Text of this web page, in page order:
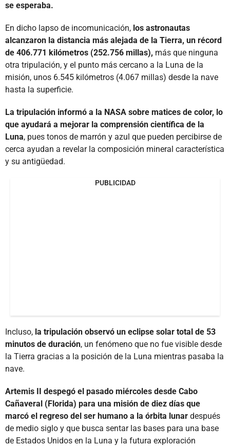
se esperaba.
En dicho lapso de incomunicación, los astronautas
alcanzaron la distancia más alejada de la Tierra, un récord
de 406.771 kilómetros (252.756 millas), más que ninguna
otra tripulación, y el punto más cercano a la Luna de la
misión, unos 6.545 kilómetros (4.067 millas) desde la nave
hasta la superficie.
La tripulación informó a la NASA sobre matices de color, lo
que ayudará a mejorar la comprensión científica de la
Luna, pues tonos de marrón y azul que pueden percibirse de
cerca ayudan a revelar la composición mineral característica
y su antigüedad.
PUBLICIDAD
Incluso, la tripulación observó un eclipse solar total de 53
minutos de duración, un fenómeno que no fue visible desde
la Tierra gracias a la posición de la Luna mientras pasaba la
nave.
Artemis II despegó el pasado miércoles desde Cabo
Cañaveral (Florida) para una misión de diez días que
marcó el regreso del ser humano a la órbita lunar después
de medio siglo y que busca sentar las bases para una base
de Estados Unidos en la Luna y la futura exploración